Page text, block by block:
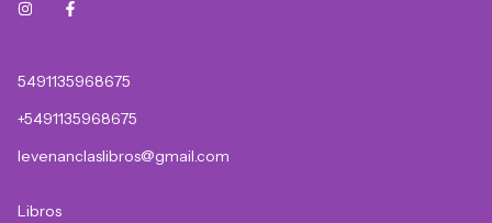
5491135968675
+5491135968675
levenanclaslibros@gmail.com
Libros